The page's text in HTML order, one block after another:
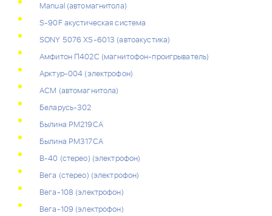
Manual (автомагнитола)
S-90F акустическая система
SONY 5076 XS-6013 (автоакустика)
Амфитон П402С (магнитофон-проигрыватель)
Арктур-004 (электрофон)
АСМ (автомагнитола)
Беларусь-302
Былина РМ219СА
Былина РМ317СА
В-40 (стерео) (электрофон)
Вега (стерео) (электрофон)
Вега-108 (электрофон)
Вега-109 (электрофон)